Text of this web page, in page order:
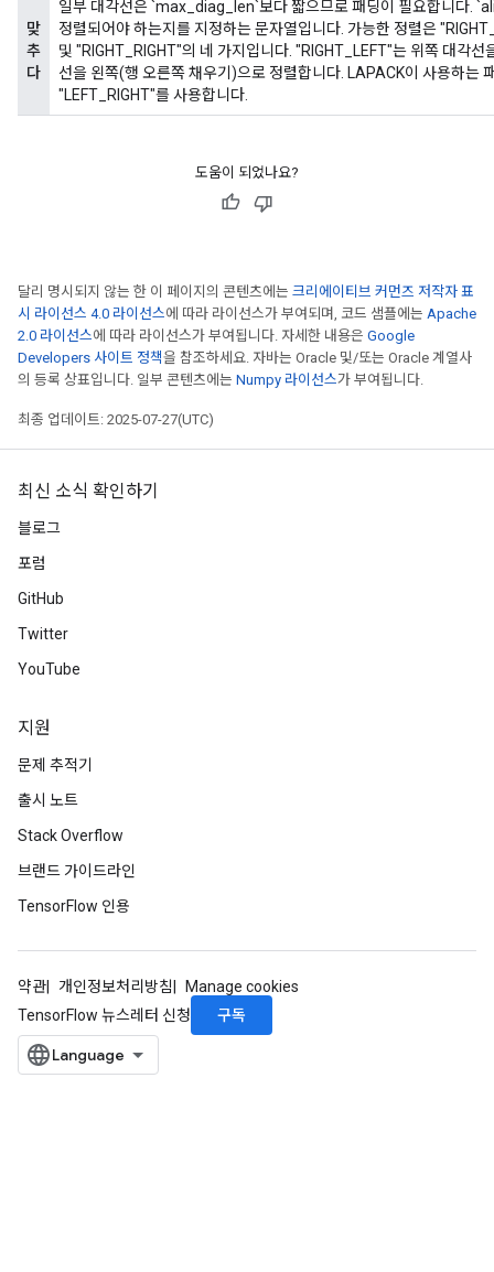
맞
추
다
일부 대각선은 `max_diag_len`보다 짧으므로 패딩이 필요합니다.
정렬되어야 하는지를 지정하는 문자열입니다. 가능한 정렬은
및 "RIGHT_RIGHT"의 네 가지입니다. "RIGHT_LEFT"는 위쪽 대각
선을 왼쪽(행 오른쪽 채우기)으로 정렬합니다. LAPACK이 사용하는
"LEFT_RIGHT"를 사용합니다.
도움이 되었나요?
달리 명시되지 않는 한 이 페이지의 콘텐츠에는 크리에이티브 커먼즈 저작자 표
시 라이선스 4.0 라이선스에 따라 라이선스가 부여되며, 코드 샘플에는 Apache
2.0 라이선스에 따라 라이선스가 부여됩니다. 자세한 내용은 Google
Developers 사이트 정책을 참조하세요. 자바는 Oracle 및/또는 Oracle 계열사
의 등록 상표입니다. 일부 콘텐츠에는 Numpy 라이선스가 부여됩니다.
최종 업데이트: 2025-07-27(UTC)
최신 소식 확인하기
블로그
포럼
GitHub
Twitter
YouTube
지원
문제 추적기
출시 노트
Stack Overflow
브랜드 가이드라인
TensorFlow 인용
약관 개인정보처리방침
Manage cookies
TensorFlow 뉴스레터 신청
구독